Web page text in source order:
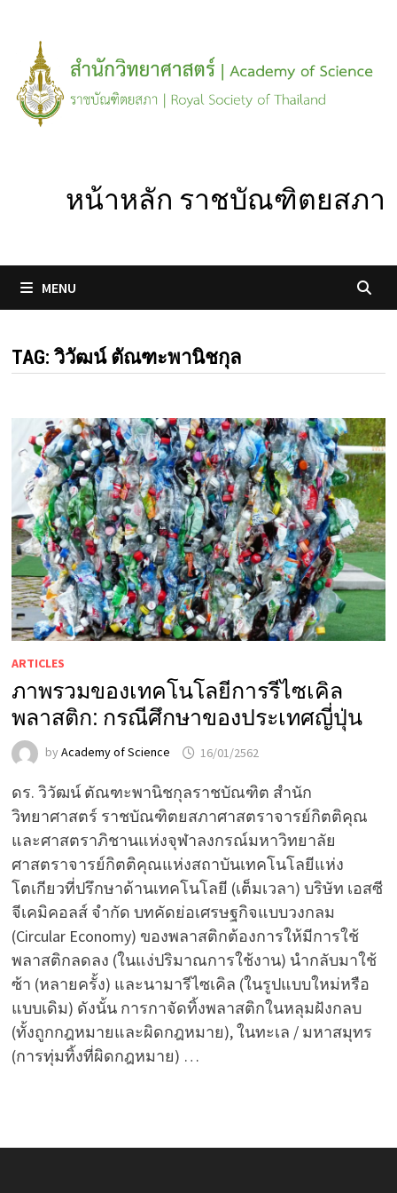
content
หน้าหลัก ราชบัณฑิตยสภา
MENU
TAG: วิวัฒน์ ตัณฑะพานิชกุล
ARTICLES
ภาพรวมของเทคโนโลยีการรีไซเคิล
พลาสติก: กรณีศึกษาของประเทศญี่ปุ่น
by Academy of Science 16/01/2562
ดร. วิวัฒน์ ตัณฑะพานิชกุลราชบัณฑิต สำนัก
วิทยาศาสตร์ ราชบัณฑิตยสภาศาสตราจารย์กิตติคุณ
และศาสตราภิชานแห่งจุฬาลงกรณ์มหาวิทยาลัย
ศาสตราจารย์กิตติคุณแห่งสถาบันเทคโนโลยีแห่ง
โตเกียวที่ปรึกษาด้านเทคโนโลยี (เต็มเวลา) บริษัท เอสซี
จีเคมิคอลส์ จำกัด บทคัดย่อเศรษฐกิจแบบวงกลม
(Circular Economy) ของพลาสติกต้องการให้มีการใช้
พลาสติกลดลง (ในแง่ปริมาณการใช้งาน) นำกลับมาใช้
ซ้า (หลายครั้ง) และนามารีไซเคิล (ในรูปแบบใหม่หรือ
แบบเดิม) ดังนั้น การกาจัดทิ้งพลาสติกในหลุมฝังกลบ
(ทั้งถูกกฎหมายและผิดกฎหมาย), ในทะเล / มหาสมุทร
(การทุ่มทิ้งที่ผิดกฎหมาย) …